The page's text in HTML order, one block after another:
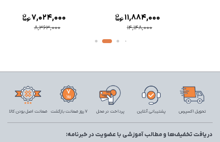
7,024,000
تحویل اکسپرس پشتیبانی آنلاین پرداخت در محل 7 روز ضمانت بازگشت ضمانت اصل بودن کالا
دریافت تخفیف‌ها و مطالب آموزشی با عضویت در خبرنامه: